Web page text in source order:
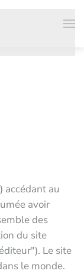
accédant au
avoir
des
du site
Le site
le monde.